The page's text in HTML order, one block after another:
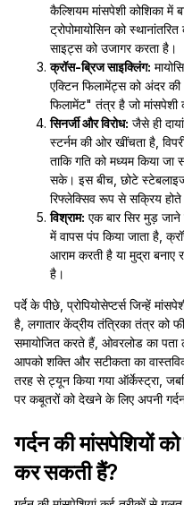
कैल्शियम मांसपेशी कोशिका में
ट्रोपोमायोसिन को
साइट्स को उजागर करता है।
क्रॉस-ब्रिज साइक्लिंग:
एक्टिन फिलामेंट्स को अंदर
फिलामेंट" तंत्र है जो मांसपेशी
सिनर्जी और विरोध: जैसे ही
स्टर्नम की ओर खींचता है,
ताकि गति को मध्यम किया
सके। इस बीच, छोटे
रिफ्लेक्सिव रूप से सक्रिय
विश्राम: एक बार सिर मुड़
में वापस पंप किया जाता है,
आराम करती है या मुद्रा
है।
पर्दे के पीछे, प्रोपियोसेप्टर्स जिन्हें
है, लगातार केंद्रीय तंत्रिका तंत्र
समायोजित करते हैं, ओवरलोड का
आपको शक्ति और सटीकता का
तरह से ट्यून किया गया ऑर्केस्ट्रा,
पर कबूतरों को देखने के लिए अपनी
गर्दन की मांसपेशियों
कर सकती हैं?